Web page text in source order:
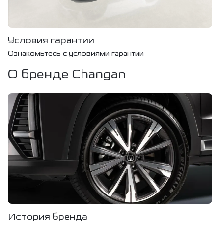
Условия гарантии
Ознакомьтесь с условиями гарантии
О бренде Changan
История бренда